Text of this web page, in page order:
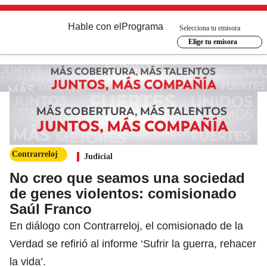
Hable con el Programa
Selecciona tu emisora
Elige tu emisora
Contrarreloj Judicial
No creo que seamos una sociedad
de genes violentos: comisionado
Saúl Franco
En diálogo con Contrarreloj, el comisionado de la
Verdad se refirió al informe ‘Sufrir la guerra, rehacer
la vida’.